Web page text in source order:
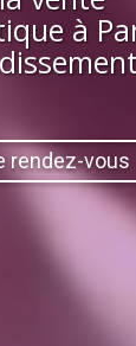
à
rendez-vous